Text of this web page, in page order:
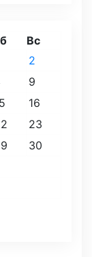
Вс
2
9
16
23
30